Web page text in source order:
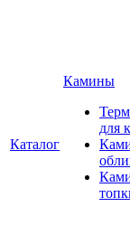
Каталог
Камины
для